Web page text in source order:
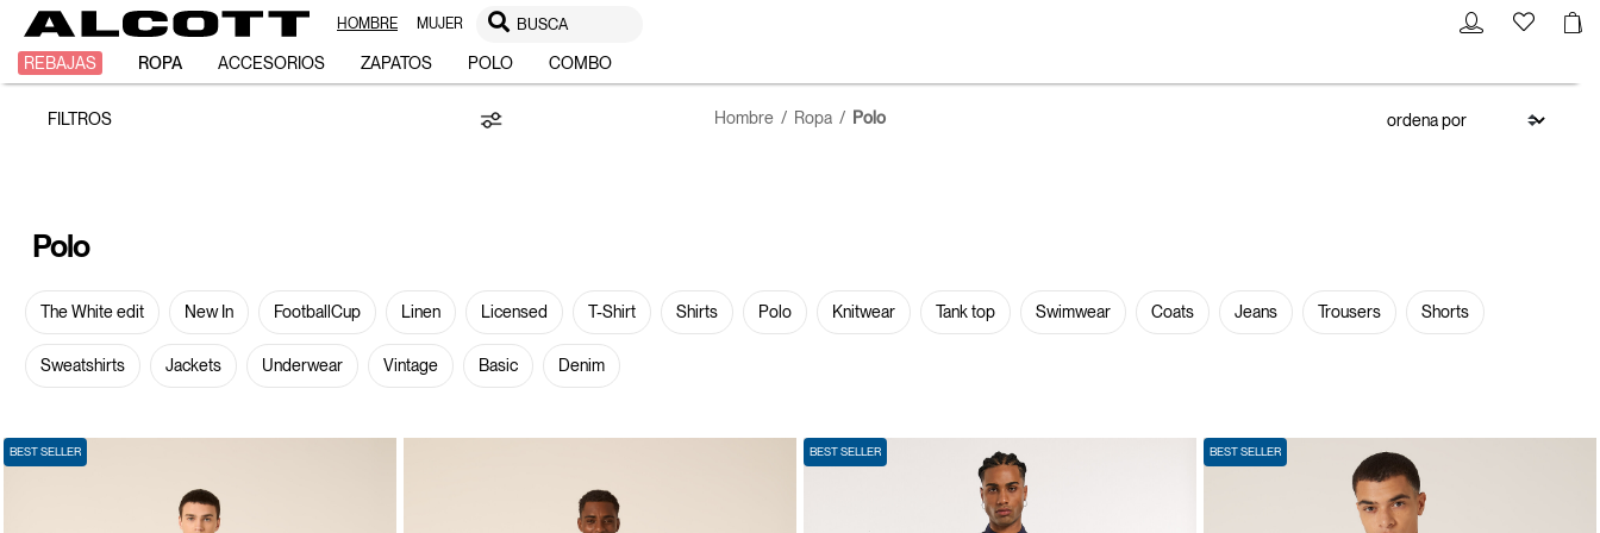
HOMBRE MUJER BUSCA
REBAJAS ROPA ACCESORIOS ZAPATOS POLO COMBO
Polo
FILTROS Hombre Ropa Polo
Polo
The White edit New In FootballCup Linen Licensed T-Shirt Shirts Polo Knitwear Tank top Swimwear Coats Jeans Trousers Shorts
Sweatshirts Jackets Underwear Vintage Basic Denim
BEST SELLER BEST SELLER BEST SELLER